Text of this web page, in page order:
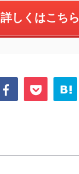
詳しくはこちら